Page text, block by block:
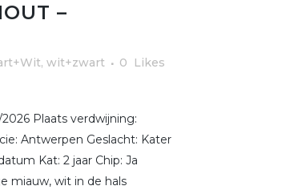
–
wit+zwart 0
Likes
Plaats verdwijning:
Antwerpen Geslacht: Kater
Kat: 2 jaar Chip: Ja
miauw, wit in de hals